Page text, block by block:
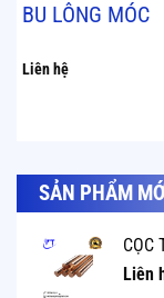
BU LÔNG MÓC
Liên hệ
SẢN PHẨM
CỌC
Liên